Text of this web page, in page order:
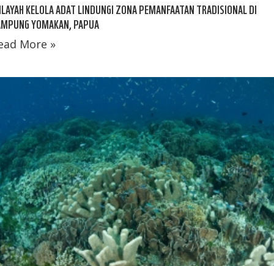
KELOLA ADAT LINDUNGI ZONA PEMANFAATAN TRADISIONAL DI
YOMAKAN, PAPUA
More »